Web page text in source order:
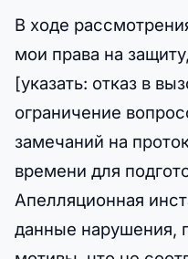
В ходе
мои права на
[указать: отказ в
ограничение
замечаний на
времени для
Апелляционная
данные нарушения,